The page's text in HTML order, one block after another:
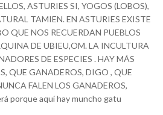
ASTURIES SI, YOGOS (LOBOS),
TAMIEN. EN ASTURIES EXISTE
QUE NOS RECUERDAN PUEBLOS
DE UBIEU,OM. LA INCULTURA
DE ESPECIES . HAY MÁS
QUE GANADEROS, DIGO , QUE
FALEN LOS GANADEROS,
porque aquí hay muncho gatu